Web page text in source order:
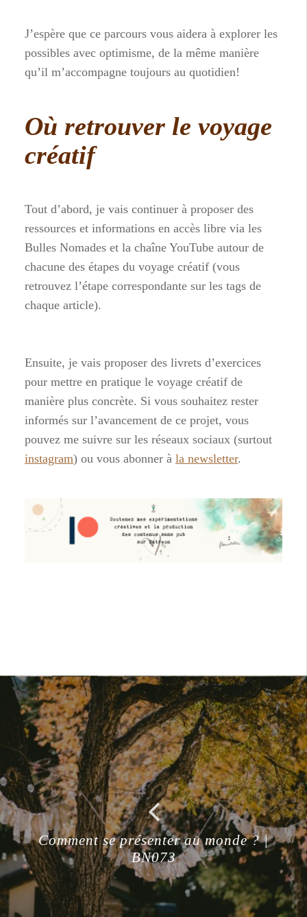
J’espère que ce parcours vous aidera à explorer les
possibles avec optimisme, de la même manière
qu’il m’accompagne toujours au quotidien!
Où retrouver le voyage
créatif
Tout d’abord, je vais continuer à proposer des
ressources et informations en accès libre via les
Bulles Nomades et la chaîne YouTube autour de
chacune des étapes du voyage créatif (vous
retrouvez l’étape correspondante sur les tags de
chaque article).
Ensuite, je vais proposer des livrets d’exercices
pour mettre en pratique le voyage créatif de
manière plus concrète. Si vous souhaitez rester
informés sur l’avancement de ce projet, vous
pouvez me suivre sur les réseaux sociaux (surtout
instagram) ou vous abonner à la newsletter.
Comment se présenter au monde ? |
BN073